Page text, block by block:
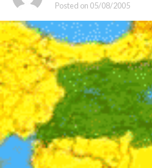
Posted on 05/08/2005